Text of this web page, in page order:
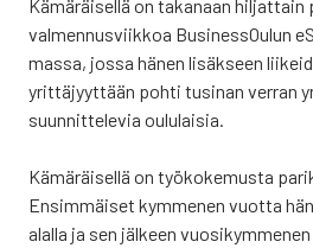
Kämä­räi­sel­lä on taka­naan hil­jat­tain
val­men­nus­viik­koa Business­Oulun
mas­sa, jos­sa hänen lisäk­seen
yrit­tä­jyyt­tään poh­ti tusi­nan ver­ran
suun­nit­te­le­via oulu­lai­sia.
Kämä­räi­sel­lä on työ­ko­ke­mus­ta
Ensim­mäi­set kym­me­nen vuot­ta
alal­la ja sen jäl­keen